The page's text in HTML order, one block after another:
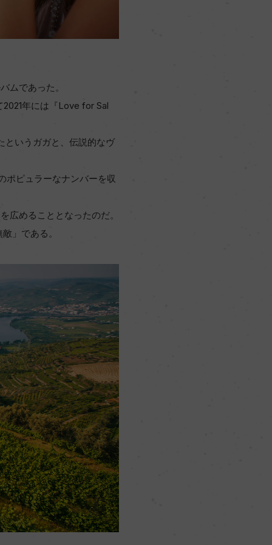
ムであった。
年には『Love for Sal
というガガと、伝説的なヴ
ポピュラーなナンバーを収
広めることとなったのだ。
」である。